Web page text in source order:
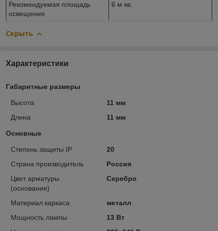
Рекомендуемая площадь
освещения
6 м кв.
Скрыть
Характеристики
Габаритные размеры
Высота
11 мм
Длина
11 мм
Основные
Степень защиты IP
20
Страна производитель
Россия
Цвет арматуры
(основания)
Серебро
Материал каркаса
металл
Мощность лампы
13 Вт